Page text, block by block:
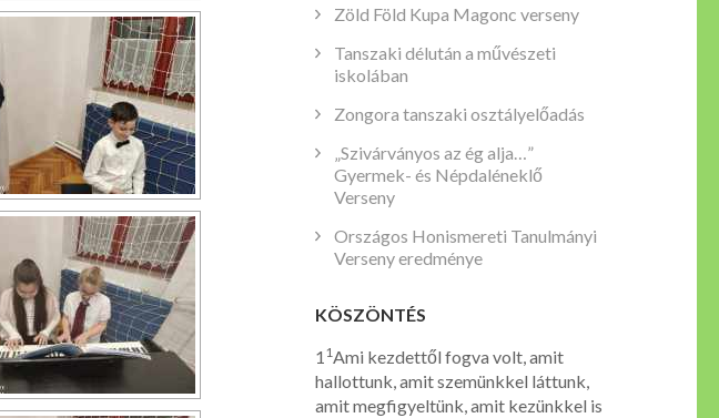
Zöld Föld Kupa Magonc verseny
Tanszaki délután a művészeti
iskolában
Zongora tanszaki osztályelőadás
„Szivárványos az ég alja…”
Gyermek- és Népdaléneklő
Verseny
Országos Honismereti Tanulmányi
Verseny eredménye
KÖSZÖNTÉS
1 1Ami kezdettől fogva volt, amit
hallottunk, amit szemünkkel láttunk,
amit megfigyeltünk, amit kezünkkel is